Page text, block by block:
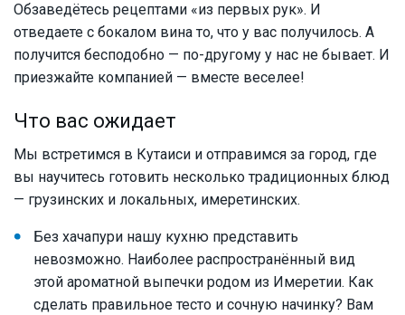
Обзаведётесь рецептами «из первых рук». И
отведаете с бокалом вина то, что у вас получилось. А
получится бесподобно — по-другому у нас не бывает. И
приезжайте компанией — вместе веселее!
Что вас ожидает
Мы встретимся в Кутаиси и отправимся за город, где
вы научитесь готовить несколько традиционных блюд
— грузинских и локальных, имеретинских.
Без хачапури нашу кухню представить
невозможно. Наиболее распространённый вид
этой ароматной выпечки родом из Имеретии. Как
сделать правильное тесто и сочную начинку? Вам